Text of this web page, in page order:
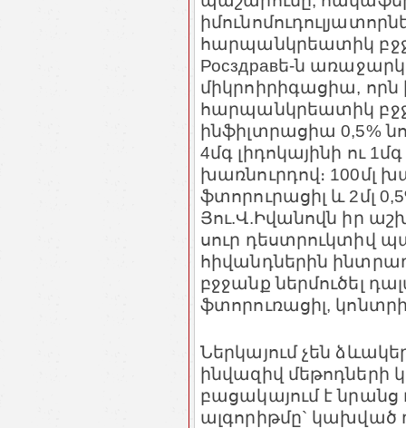
հարպանկրեատիկ
Росздравե-ն
միկրոիրիգացիա, որն
հարպանկրեատիկ
ինֆիլտրացիա 0,5%
4մգ լիդոկայինի ու
խառնուրդով։ 100մլ
ֆտորուրացիլ և 2մլ
Յու.Վ.Իվանովն իր
սուր դեստրուկտիվ
հիվանդներին
բջջանք ներմուծել
ֆտորուռացիլ,
Ներկայում չեն
ինվազիվ մեթոդների
բացակայում է
ալգորիթմը`